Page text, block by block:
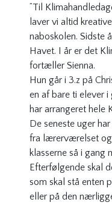
”Til
laver vi altid
naboskolen. Sidste
Havet. I år er det
fortæller Sienna.
Hun går i 3.z på
en af bare ti elever
har arrangeret hele
De seneste uger
fra lærerværelset og
klasserne så i gang
Efterfølgende skal
som skal stå enten
eller på den